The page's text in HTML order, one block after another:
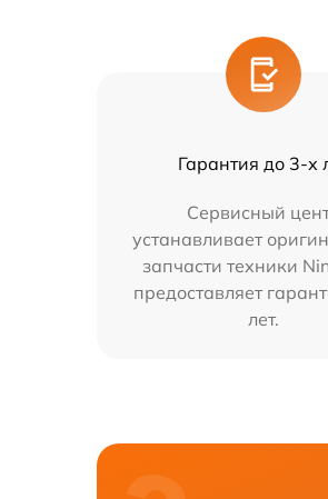
Гарантия до 3-х
Сервисный
устанавливает
запчасти техники
предоставляет
лет.